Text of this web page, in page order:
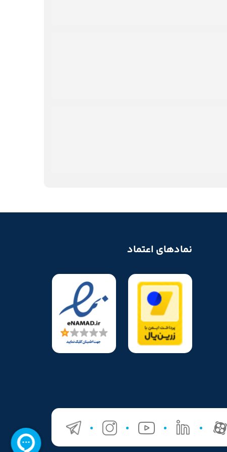
نمادهای اعتماد